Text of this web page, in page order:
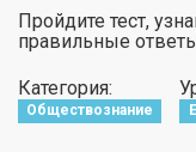
Пройдите тест,
правильные
Категория:
Обществознание